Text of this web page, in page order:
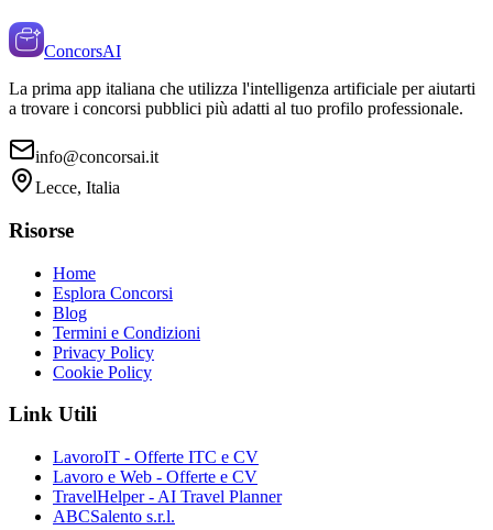
ConcorsAI
La prima app italiana che utilizza l'intelligenza artificiale per aiutarti
a trovare i concorsi pubblici più adatti al tuo profilo professionale.
info@concorsai.it
Lecce, Italia
Risorse
Home
Esplora Concorsi
Blog
Termini e Condizioni
Privacy Policy
Cookie Policy
Link Utili
LavoroIT - Offerte ITC e CV
Lavoro e Web - Offerte e CV
TravelHelper - AI Travel Planner
ABCSalento s.r.l.